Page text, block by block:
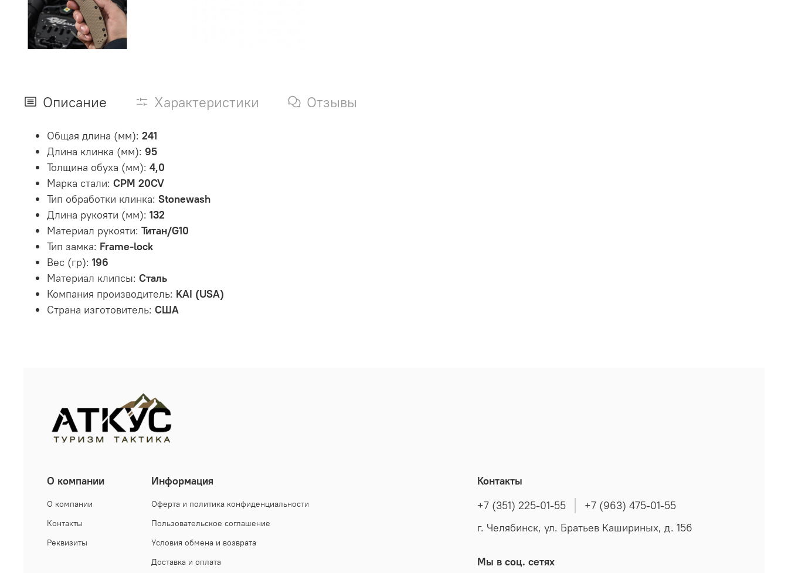
Описание Характеристики Отзывы
Общая длина (мм): 241
Длина клинка (мм): 95
Толщина обуха (мм): 4,0
Марка стали: CPM 20CV
Тип обработки клинка: Stonewash
Длина рукояти (мм): 132
Материал рукояти: Титан/G10
Тип замка: Frame-lock
Вес (гр): 196
Материал клипсы: Сталь
Компания производитель: KAI (USA)
Страна изготовитель: США
О компании
О компании
Контакты
Реквизиты
Информация
Оферта и политика конфиденциальности
Пользовательское соглашение
Условия обмена и возврата
Доставка и оплата
Контакты
+7 (351) 225-01-55
+7 (963) 475-01-55
г. Челябинск, ул. Братьев Кашириных, д. 156
Мы в соц. сетях